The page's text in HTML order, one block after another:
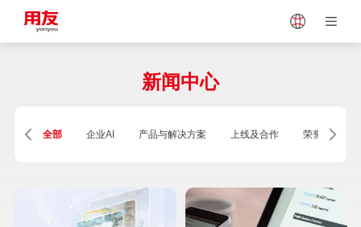
Vietnam
Singapore Malaysia
Thailand
新闻中心
全部 企业AI 产品与解决方案 上线及合作 荣誉及资质